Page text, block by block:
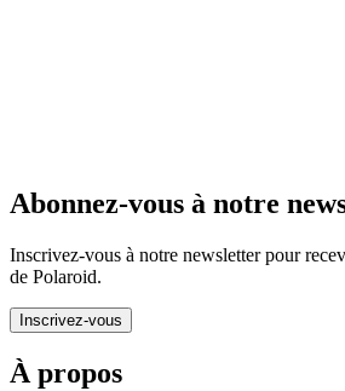
Abonnez-vous à notre
Inscrivez-vous à notre newsletter pour
de Polaroid.
Inscrivez-vous
À propos